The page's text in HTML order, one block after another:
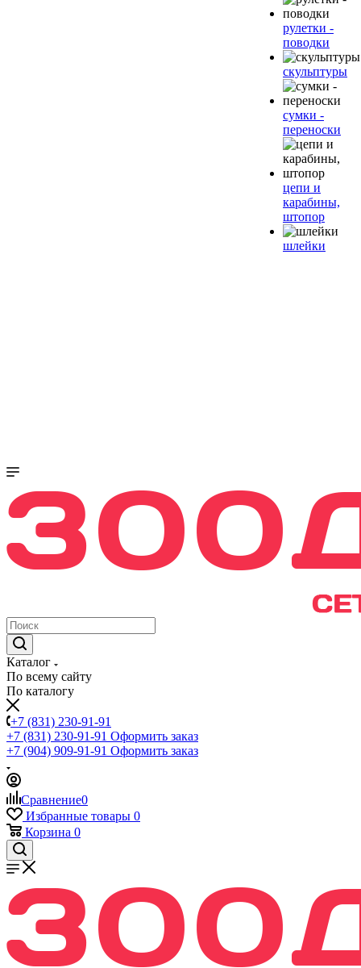
рулетки -
поводки
скульптуры
сумки -
переноски
цепи и
карабины,
штопор
шлейки
Каталог
По всему сайту
По каталогу
+7 (831) 230-91-91
+7 (831) 230-91-91 Оформить заказ
+7 (904) 909-91-91 Оформить заказ
Сравнение0
Избранные товары 0
Корзина 0